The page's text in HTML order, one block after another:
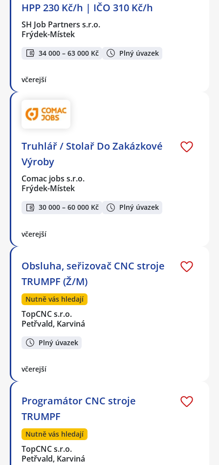
HPP 230 Kč/h | IČO 310 Kč/h
SH Job Partners s.r.o.
Frýdek-Místek
34 000 – 63 000 Kč Plný úvazek
včerejší
Truhlář / Stolař Do Zakázkové
Výroby
Comac jobs s.r.o.
Frýdek-Místek
30 000 – 60 000 Kč Plný úvazek
včerejší
Obsluha, seřizovač CNC stroje
TRUMPF (Ž/M)
Nutně vás hledají
TopCNC s.r.o.
Petřvald, Karviná
Plný úvazek
včerejší
Programátor CNC stroje
TRUMPF
Nutně vás hledají
TopCNC s.r.o.
Petřvald, Karviná